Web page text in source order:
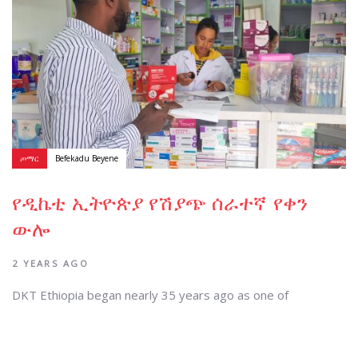
ጦማር Befekadu Beyene
የዲኬቲ ኢትዮጵያ የሽያጭ ሰራተኛ የቀን
ውሎ
2 YEARS AGO
DKT Ethiopia began nearly 35 years ago as one of